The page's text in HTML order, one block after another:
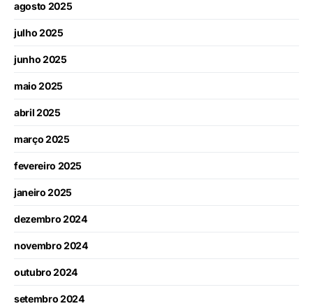
agosto 2025
julho 2025
junho 2025
maio 2025
abril 2025
março 2025
fevereiro 2025
janeiro 2025
dezembro 2024
novembro 2024
outubro 2024
setembro 2024